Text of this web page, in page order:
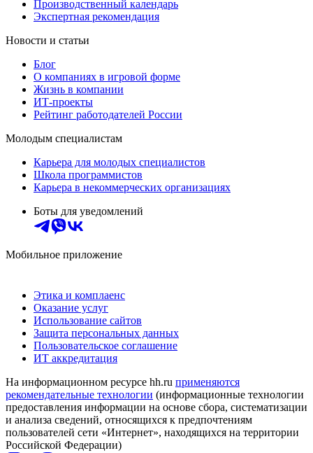
Производственный календарь
Экспертная рекомендация
Новости и статьи
Блог
О компаниях в игровой форме
Жизнь в компании
ИТ-проекты
Рейтинг работодателей России
Молодым специалистам
Карьера для молодых специалистов
Школа программистов
Карьера в некоммерческих организациях
Боты для уведомлений
Мобильное приложение
Этика и комплаенс
Оказание услуг
Использование сайтов
Защита персональных данных
Пользовательское соглашение
ИТ аккредитация
На информационном ресурсе hh.ru применяются
рекомендательные технологии (информационные технологии
предоставления информации на основе сбора, систематизации
и анализа сведений, относящихся к предпочтениям
пользователей сети «Интернет», находящихся на территории
Российской Федерации)